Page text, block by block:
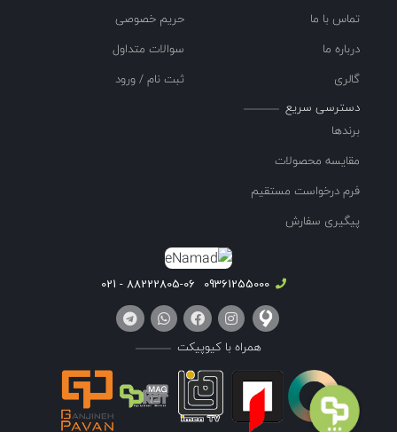
تماس با ما
درباره ما
گالری
حریم خصوصی
سوالات متداول
ثبت نام / ورود
دسترسی سریع
برندها
مقایسه محصولات
فرم درخواست مستقیم
پیگیری سفارش
09361255000
88222805-06 - 021
همراه با کیوپیکت